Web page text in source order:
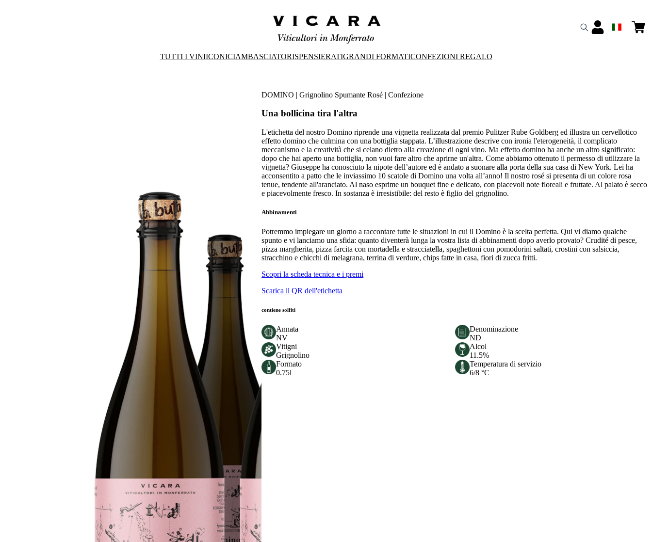
TUTTI I VINIICONICIAMBASCIATORISPENSIERATIGRANDI FORMATICONFEZIONI REGALO
DOMINO | Grignolino Spumante Rosé | Confezione
Una bollicina tira l'altra
L'etichetta del nostro Domino riprende una vignetta realizzata dal premio Pulitzer Rube Goldberg ed illustra un cervellotico
effetto domino che culmina con una bottiglia stappata. L’illustrazione descrive con ironia l'eterogeneità, il complicato
meccanismo e la creatività che si celano dietro alla creazione di ogni vino. Ma effetto domino ha anche un altro significato:
dopo che hai aperto una bottiglia, non vuoi fare altro che aprirne un'altra. Come abbiamo ottenuto il permesso di utilizzare la
vignetta? Giuseppe ha conosciuto la nipote dell’autore ed è andato a suonare alla porta della sua casa di New York. Lei ha
acconsentito a patto che le inviassimo 10 scatole di Domino una volta all’anno! Il nostro rosé si presenta di un colore rosa
tenue, tendente all'aranciato. Al naso esprime un bouquet fine e delicato, con piacevoli note floreali e fruttate. Al palato è secco
e piacevolmente fresco. In sostanza è irresistibile: del resto è figlio del grignolino.
Abbinamenti
Potremmo impiegare un giorno a raccontare tutte le situazioni in cui il Domino è la scelta perfetta. Qui vi diamo qualche
spunto e vi lanciamo una sfida: quanto diventerà lunga la vostra lista di abbinamenti dopo averlo provato? Crudité di pesce,
pizza margherita, pizza farcita con mortadella e stracciatella, spaghettoni con pomodorini saltati, crostini con salsiccia,
stracchino e chicchi di melagrana, terrina di verdure, chips fatte in casa, fiori di zucca fritti.
Scopri la scheda tecnica e i premi
Scarica il QR dell'etichetta
contiene solfiti
Annata
NV
Denominazione
ND
Vitigni
Grignolino
Alcol
11.5%
Formato
0.75l
Temperatura di servizio
6/8 °C